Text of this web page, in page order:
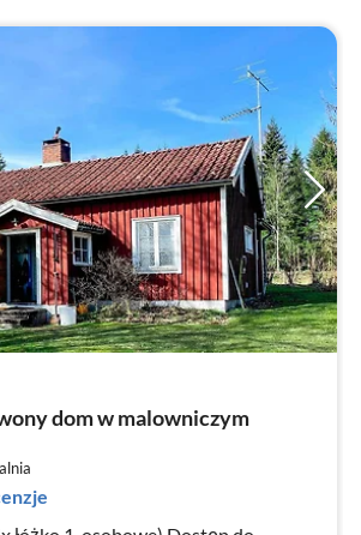
dom w malowniczym